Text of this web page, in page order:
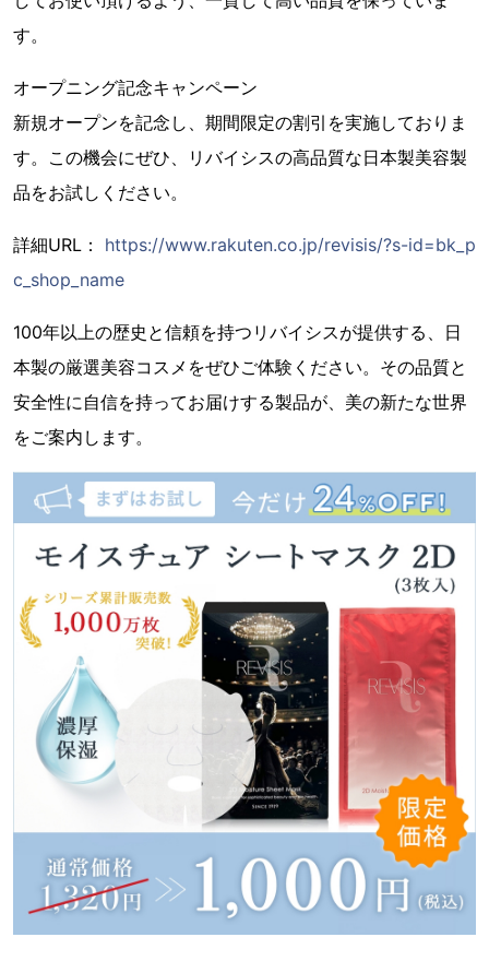
す。
オープニング記念キャンペーン
新規オープンを記念し、期間限定の割引を実施しておりま
す。この機会にぜひ、リバイシスの高品質な日本製美容製
品をお試しください。
詳細URL： https://www.rakuten.co.jp/revisis/?s-id=bk_p
c_shop_name
100年以上の歴史と信頼を持つリバイシスが提供する、日
本製の厳選美容コスメをぜひご体験ください。その品質と
安全性に自信を持ってお届けする製品が、美の新たな世界
をご案内します。